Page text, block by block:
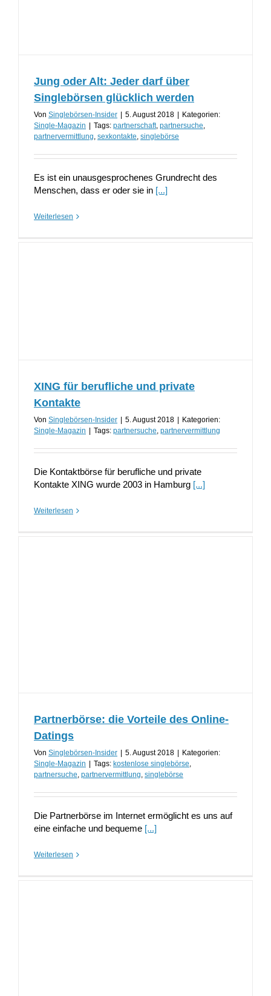
Jung oder Alt: Jeder darf über
Singlebörsen glücklich werden
Von Singlebörsen-Insider 5. August 2018
Kategorien:
Single-Magazin
Tags: partnerschaft, partnersuche,
partnervermittlung, sexkontakte, singlebörse
Es ist ein unausgesprochenes Grundrecht des
Menschen, dass er oder sie in [...]
Weiterlesen
XING für berufliche und private
Kontakte
Von Singlebörsen-Insider 5. August 2018
Kategorien:
Single-Magazin
Tags: partnersuche, partnervermittlung
Die Kontaktbörse für berufliche und private
Kontakte XING wurde 2003 in Hamburg [...]
Weiterlesen
Partnerbörse: die Vorteile des Online-
Datings
Von Singlebörsen-Insider 5. August 2018
Kategorien:
Single-Magazin
Tags: kostenlose singlebörse,
partnersuche, partnervermittlung, singlebörse
Die Partnerbörse im Internet ermöglicht es uns auf
eine einfache und bequeme [...]
Weiterlesen